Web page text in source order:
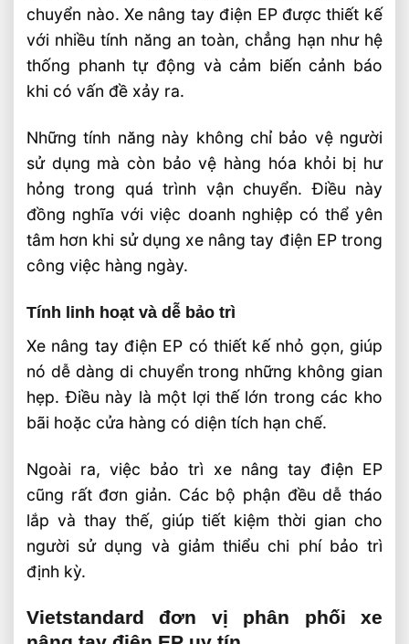
chuyển nào. Xe nâng tay điện EP được thiết kế
với nhiều tính năng an toàn, chẳng hạn như hệ
thống phanh tự động và cảm biến cảnh báo
khi có vấn đề xảy ra.
Những tính năng này không chỉ bảo vệ người
sử dụng mà còn bảo vệ hàng hóa khỏi bị hư
hỏng trong quá trình vận chuyển. Điều này
đồng nghĩa với việc doanh nghiệp có thể yên
tâm hơn khi sử dụng xe nâng tay điện EP trong
công việc hàng ngày.
Tính linh hoạt và dễ bảo trì
Xe nâng tay điện EP có thiết kế nhỏ gọn, giúp
nó dễ dàng di chuyển trong những không gian
hẹp. Điều này là một lợi thế lớn trong các kho
bãi hoặc cửa hàng có diện tích hạn chế.
Ngoài ra, việc bảo trì xe nâng tay điện EP
cũng rất đơn giản. Các bộ phận đều dễ tháo
lắp và thay thế, giúp tiết kiệm thời gian cho
người sử dụng và giảm thiểu chi phí bảo trì
định kỳ.
Vietstandard đơn vị phân phối xe